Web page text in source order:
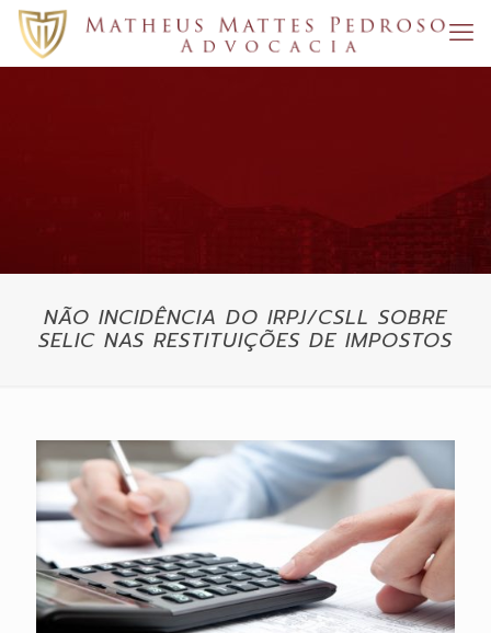
NÃO INCIDÊNCIA DO IRPJ/CSLL SOBRE
SELIC NAS RESTITUIÇÕES DE IMPOSTOS